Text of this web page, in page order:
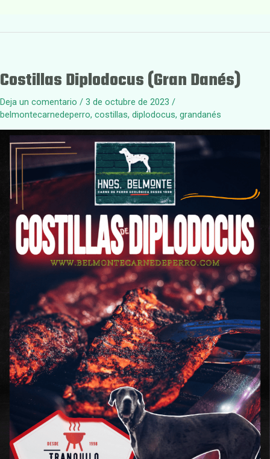
Costillas Diplodocus (Gran Danés)
Deja un comentario / 3 de octubre de 2023 /
belmontecarnedeperro, costillas, diplodocus, grandanés